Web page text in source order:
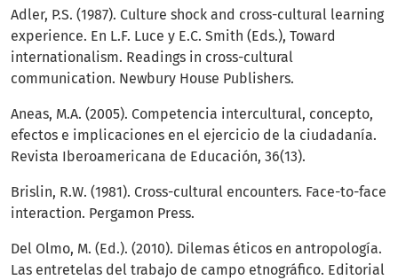
Adler, P.S. (1987). Culture shock and cross-cultural learning
experience. En L.F. Luce y E.C. Smith (Eds.), Toward
internationalism. Readings in cross-cultural
communication. Newbury House Publishers.
Aneas, M.A. (2005). Competencia intercultural, concepto,
efectos e implicaciones en el ejercicio de la ciudadanía.
Revista Iberoamericana de Educación, 36(13).
Brislin, R.W. (1981). Cross-cultural encounters. Face-to-face
interaction. Pergamon Press.
Del Olmo, M. (Ed.). (2010). Dilemas éticos en antropología.
Las entretelas del trabajo de campo etnográfico. Editorial